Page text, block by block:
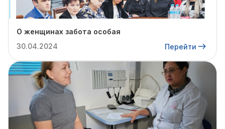
О женщинах забота особая
30.04.2024
Перейти